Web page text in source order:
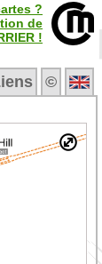
?
de
!
©